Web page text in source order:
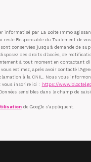
informatisé par La Boite Immo
Responsable du Traitement de vos
conservées jusqu'à demande de
des droits d’accès, de
à tout moment en contactant
estimez, après avoir contacté
à la CNIL. Nous vous
vous inscrire ici : https://
sensibles dans le champ de
de Google s'appliquent.